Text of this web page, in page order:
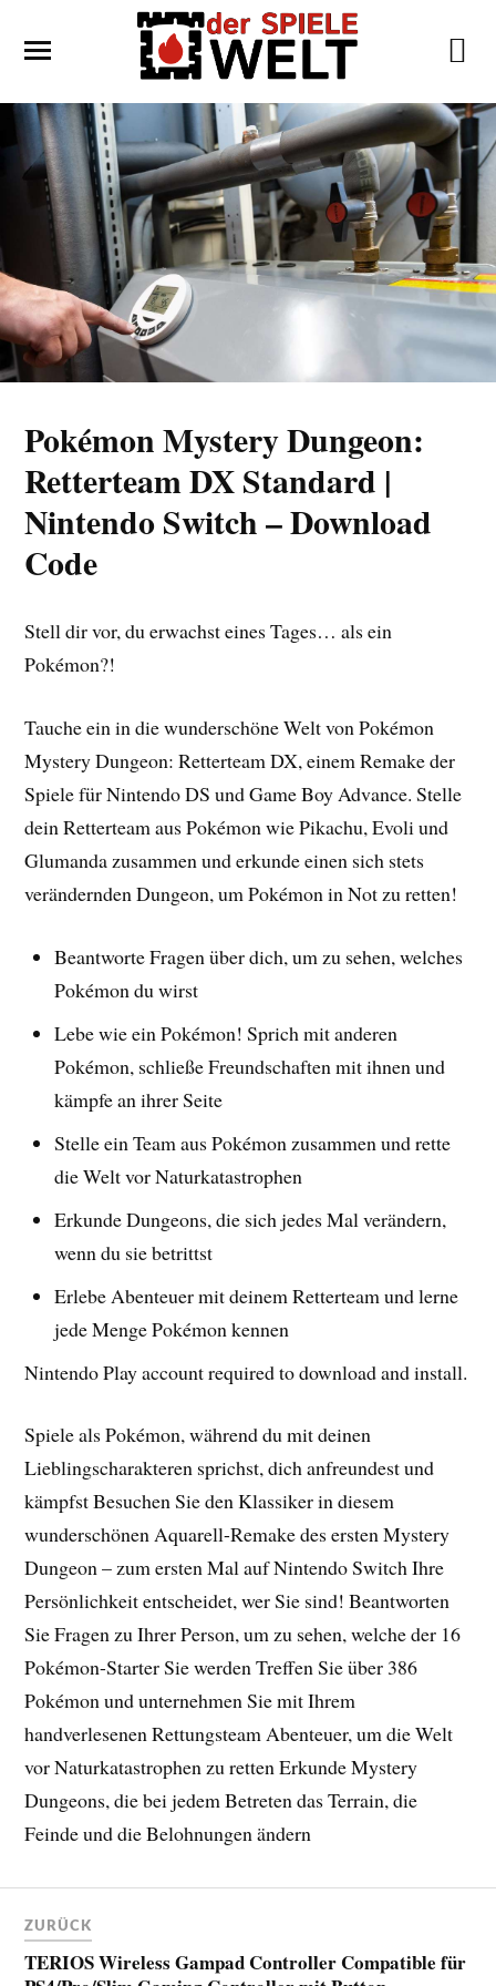
Pokémon Mystery Dungeon:
Retterteam DX Standard |
Nintendo Switch – Download
Code
Stell dir vor, du erwachst eines Tages… als ein
Pokémon?!
Tauche ein in die wunderschöne Welt von Pokémon
Mystery Dungeon: Retterteam DX, einem Remake der
Spiele für Nintendo DS und Game Boy Advance. Stelle
dein Retterteam aus Pokémon wie Pikachu, Evoli und
Glumanda zusammen und erkunde einen sich stets
verändernden Dungeon, um Pokémon in Not zu retten!
Beantworte Fragen über dich, um zu sehen, welches
Pokémon du wirst
Lebe wie ein Pokémon! Sprich mit anderen
Pokémon, schließe Freundschaften mit ihnen und
kämpfe an ihrer Seite
Stelle ein Team aus Pokémon zusammen und rette
die Welt vor Naturkatastrophen
Erkunde Dungeons, die sich jedes Mal verändern,
wenn du sie betrittst
Erlebe Abenteuer mit deinem Retterteam und lerne
jede Menge Pokémon kennen
Nintendo Play account required to download and install.
Spiele als Pokémon, während du mit deinen
Lieblingscharakteren sprichst, dich anfreundest und
kämpfst Besuchen Sie den Klassiker in diesem
wunderschönen Aquarell-Remake des ersten Mystery
Dungeon – zum ersten Mal auf Nintendo Switch Ihre
Persönlichkeit entscheidet, wer Sie sind! Beantworten
Sie Fragen zu Ihrer Person, um zu sehen, welche der 16
Pokémon-Starter Sie werden Treffen Sie über 386
Pokémon und unternehmen Sie mit Ihrem
handverlesenen Rettungsteam Abenteuer, um die Welt
vor Naturkatastrophen zu retten Erkunde Mystery
Dungeons, die bei jedem Betreten das Terrain, die
Feinde und die Belohnungen ändern
ZURÜCK
TERIOS Wireless Gampad Controller Compatible für